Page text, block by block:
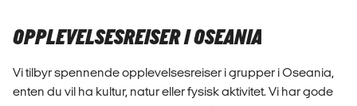
OPPLEVELSESREISER I OSEANIA
Vi tilbyr spennende opplevelsesreiser i grupper i Oseania,
enten du vil ha kultur, natur eller fysisk aktivitet. Vi har gode